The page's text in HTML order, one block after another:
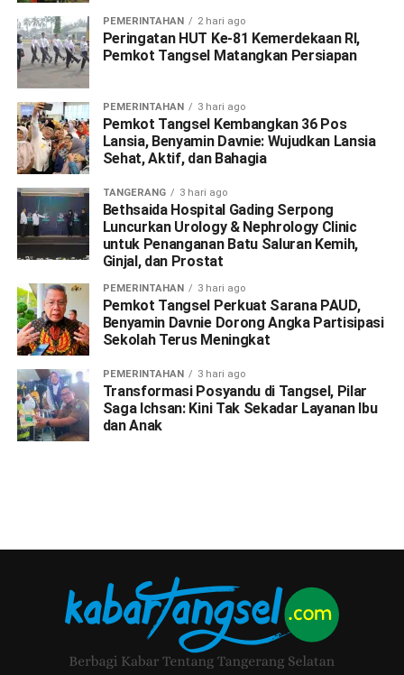
PEMERINTAHAN 2 hari ago
Peringatan HUT Ke-81 Kemerdekaan RI,
Pemkot Tangsel Matangkan Persiapan
PEMERINTAHAN 3 hari ago
Pemkot Tangsel Kembangkan 36 Pos
Lansia, Benyamin Davnie: Wujudkan Lansia
Sehat, Aktif, dan Bahagia
TANGERANG 3 hari ago
Bethsaida Hospital Gading Serpong
Luncurkan Urology & Nephrology Clinic
untuk Penanganan Batu Saluran Kemih,
Ginjal, dan Prostat
PEMERINTAHAN 3 hari ago
Pemkot Tangsel Perkuat Sarana PAUD,
Benyamin Davnie Dorong Angka Partisipasi
Sekolah Terus Meningkat
PEMERINTAHAN 3 hari ago
Transformasi Posyandu di Tangsel, Pilar
Saga Ichsan: Kini Tak Sekadar Layanan Ibu
dan Anak